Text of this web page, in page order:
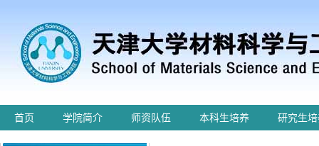
首页 学院简介 师资队伍 本科生培养 研究生